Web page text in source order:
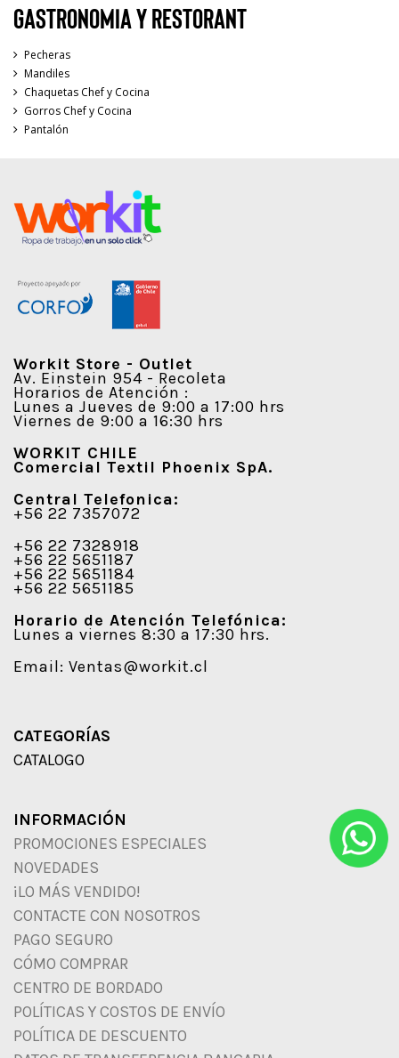
GASTRONOMIA Y RESTORANT
Pecheras
Mandiles
Chaquetas Chef y Cocina
Gorros Chef y Cocina
Pantalón
Workit Store - Outlet
Av. Einstein 954 - Recoleta
Horarios de Atención :
Lunes a Jueves de 9:00 a 17:00 hrs
Viernes de 9:00 a 16:30 hrs
WORKIT CHILE
Comercial Textil Phoenix SpA.
Central Telefonica:
+56 22 7357072
+56 22 7328918
+56 22 5651187
+56 22 5651184
+56 22 5651185
Horario de Atención Telefónica:
Lunes a viernes 8:30 a 17:30 hrs.
Email: Ventas@workit.cl
CATEGORÍAS
CATALOGO
INFORMACIÓN
PROMOCIONES ESPECIALES
NOVEDADES
¡LO MÁS VENDIDO!
CONTACTE CON NOSOTROS
PAGO SEGURO
CÓMO COMPRAR
CENTRO DE BORDADO
POLÍTICAS Y COSTOS DE ENVÍO
POLÍTICA DE DESCUENTO